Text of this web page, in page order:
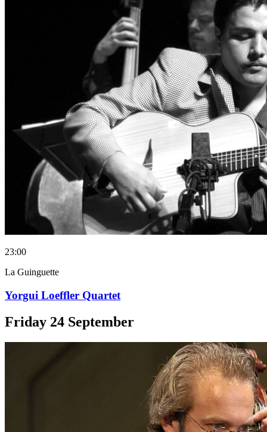
23:00
La Guinguette
Yorgui Loeffler Quartet
Friday 24 September